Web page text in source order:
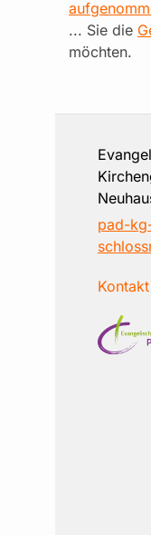
... Sie die
möchten.
pad-
Kontakt